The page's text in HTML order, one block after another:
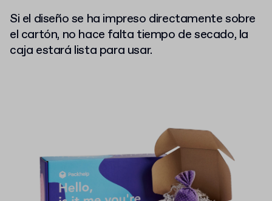
Si el diseño se ha impreso directamente sobre
el cartón, no hace falta tiempo de secado, la
caja estará lista para usar.